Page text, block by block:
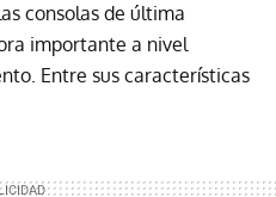
consolas de última
importante a nivel
Entre sus características